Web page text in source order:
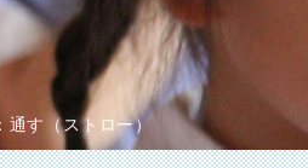
通す（ストロー）